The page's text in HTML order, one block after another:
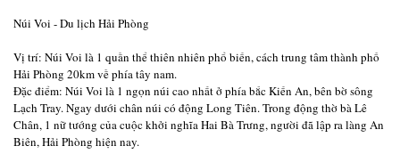
Núi Voi - Du lịch Hải Phòng
Vị trí: Núi Voi là 1 quần thể thiên nhiên phổ biến, cách trung tâm thành phố
Hải Phòng 20km về phía tây nam.
Ðặc điểm: Núi Voi là 1 ngọn núi cao nhất ở phía bắc Kiến An, bên bờ sông
Lạch Tray. Ngay dưới chân núi có động Long Tiên. Trong động thờ bà Lê
Chân, 1 nữ tướng của cuộc khởi nghĩa Hai Bà Trưng, người đã lập ra làng An
Biên, Hải Phòng hiện nay.